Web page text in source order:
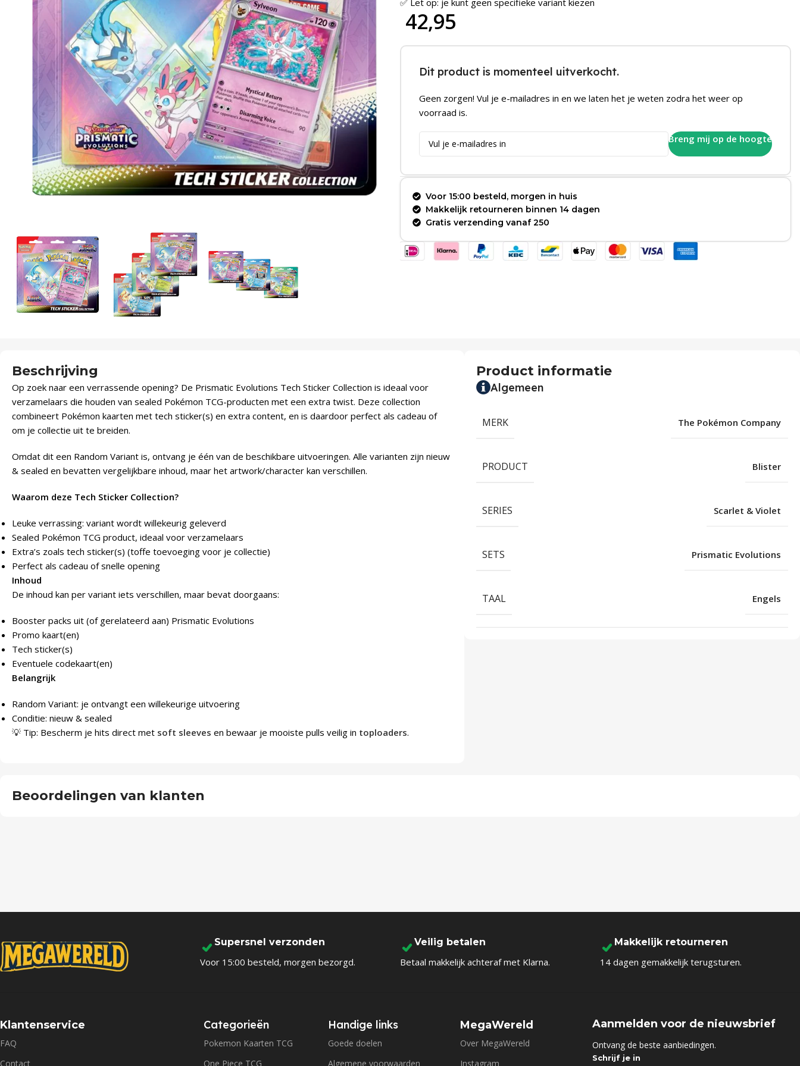
42,95
Dit product is momenteel uitverkocht.
Geen zorgen! Vul je e-mailadres in en we laten het je weten zodra het weer op
voorraad is.
Breng mij op de hoogte
Voor 15:00 besteld, morgen in huis
Makkelijk retourneren binnen 14 dagen
Gratis verzending vanaf 250
Beschrijving
Op zoek naar een verrassende opening? De Prismatic Evolutions Tech Sticker Collection is ideaal voor
verzamelaars die houden van sealed Pokémon TCG-producten met een extra twist. Deze collection
combineert Pokémon kaarten met tech sticker(s) en extra content, en is daardoor perfect als cadeau of
om je collectie uit te breiden.
Omdat dit een Random Variant is, ontvang je één van de beschikbare uitvoeringen. Alle varianten zijn nieuw
& sealed en bevatten vergelijkbare inhoud, maar het artwork/character kan verschillen.
Waarom deze Tech Sticker Collection?
Leuke verrassing: variant wordt willekeurig geleverd
Sealed Pokémon TCG product, ideaal voor verzamelaars
Extra’s zoals tech sticker(s) (toffe toevoeging voor je collectie)
Perfect als cadeau of snelle opening
Inhoud
De inhoud kan per variant iets verschillen, maar bevat doorgaans:
Booster packs uit (of gerelateerd aan) Prismatic Evolutions
Promo kaart(en)
Tech sticker(s)
Eventuele codekaart(en)
Belangrijk
Random Variant: je ontvangt een willekeurige uitvoering
Conditie: nieuw & sealed
💡 Tip: Bescherm je hits direct met soft sleeves en bewaar je mooiste pulls veilig in toploaders.
Product informatie
Algemeen
MERK The Pokémon Company
PRODUCT Blister
SERIES Scarlet & Violet
SETS Prismatic Evolutions
TAAL Engels
Beoordelingen van klanten
Supersnel verzonden
Voor 15:00 besteld, morgen bezorgd.
Veilig betalen
Betaal makkelijk achteraf met Klarna.
Makkelijk retourneren
14 dagen gemakkelijk terugsturen.
Klantenservice
FAQ
Contact
Categorieën
Pokemon Kaarten TCG
One Piece TCG
Handige links
Goede doelen
Algemene voorwaarden
MegaWereld
Over MegaWereld
Instagram
Aanmelden voor de nieuwsbrief
Ontvang de beste aanbiedingen.
Schrijf je in